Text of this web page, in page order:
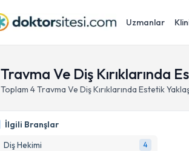
Uzmanlar
Travma Ve Diş Kırıklarında
Toplam 4Travma Ve Diş Kırıklarında Estetik
İlgili Branşlar
Diş Hekimi
4